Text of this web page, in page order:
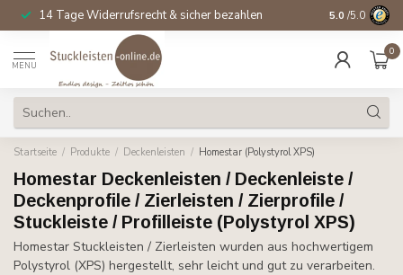
14 Tage Widerrufsrecht & sicher bezahlen 5.0 /5.0
MENU
0
Startseite / Produkte / Deckenleisten / Homestar (Polystyrol XPS)
Homestar Deckenleisten / Deckenleiste /
Deckenprofile / Zierleisten / Zierprofile /
Stuckleiste / Profilleiste (Polystyrol XPS)
Homestar Stuckleisten / Zierleisten wurden aus hochwertigem
Polystyrol (XPS) hergestellt, sehr leicht und gut zu verarbeiten.